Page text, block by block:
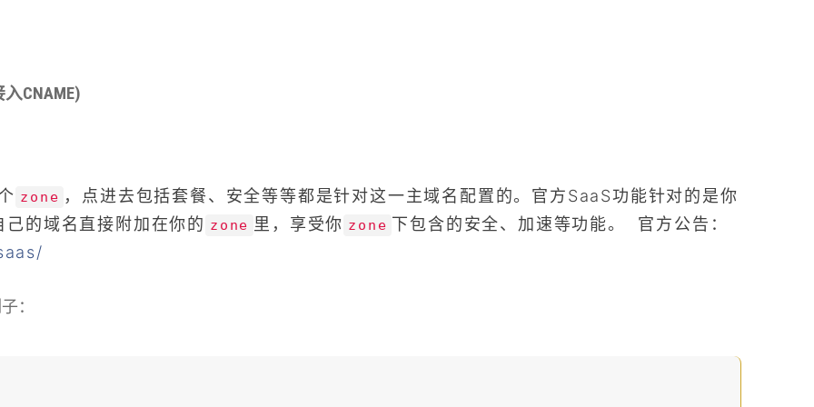
CNAME)
zone ，点进去包括套餐、安全等等都是针对这一主域名配置的。官方SaaS功能针对的是你
的域名直接附加在你的 zone 里，享受你 zone 下包含的安全、加速等功能。 官方公告：
：